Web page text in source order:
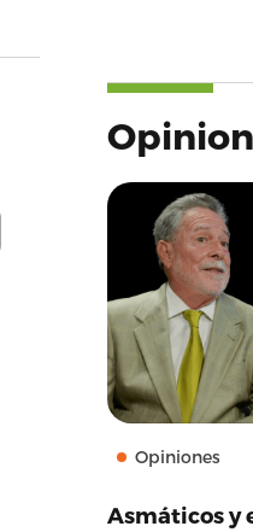
Opiniones
Asmáticos y